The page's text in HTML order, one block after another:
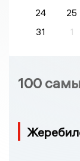
24
25
31
1
100